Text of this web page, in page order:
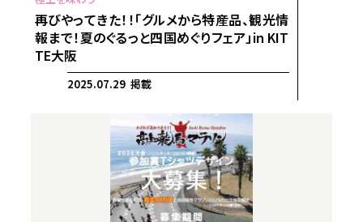
再びやってきた！！「グルメから特産品、観光情
報まで！夏のぐるっと四国めぐりフェア」in KIT
TE大阪
2025.07.29 掲載